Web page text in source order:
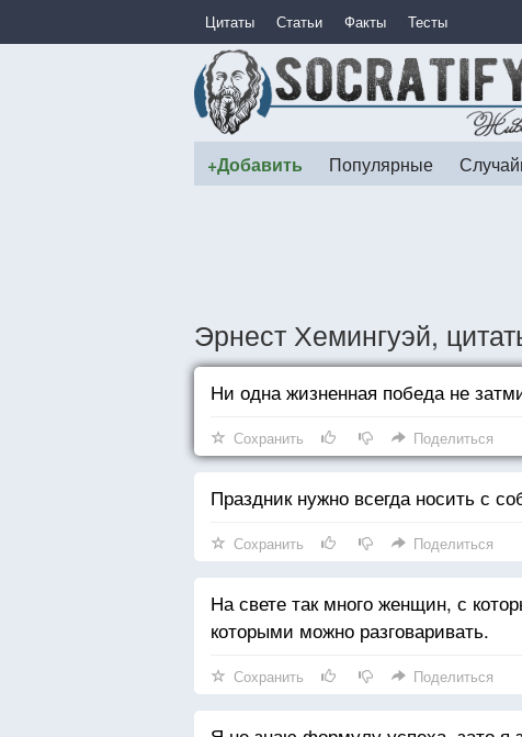
Цитаты Статьи Факты Тесты
+Добавить Популярные
Эрнест Хемингуэй,
Ни одна жизненная победа не
Сохранить Поделиться
Праздник нужно всегда носить с
Сохранить Поделиться
На свете так много женщин, с
которыми можно разговаривать.
Сохранить Поделиться